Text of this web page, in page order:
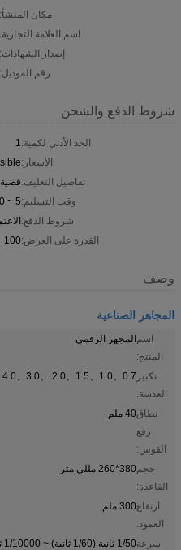
مكان المنشأ:
اسم العلامة التجارية:
إصدار الشهادات:
رقم الموديل:
شروط الدفع والشحن
الحد الأدنى لكمية:1
الأسعار:
تفاصيل التغليف:قضية
وقت التسليم:5 ~ 10 أيام
شروط الدفع:
القدرة على العرض:100
وصف
المجاهر الصناعية
اسم
المنتج:
المجهر الرقمي
تكبير
العدسة:
0.7、1.0、1.5、2.0.、3.0、4.0、4.5X
نطاق
رفع
القوس:
40 ملم
حجم
القاعدة:
380*260 مللي متر
ارتفاع
العمود:
300 ملم
سرعة1/50 ثانية (1/60 ثانية) ~ 1/10000 ثانية